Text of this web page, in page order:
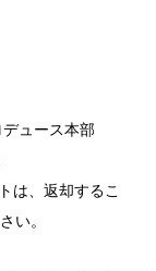
ュース本部
は、返却するこ
い。